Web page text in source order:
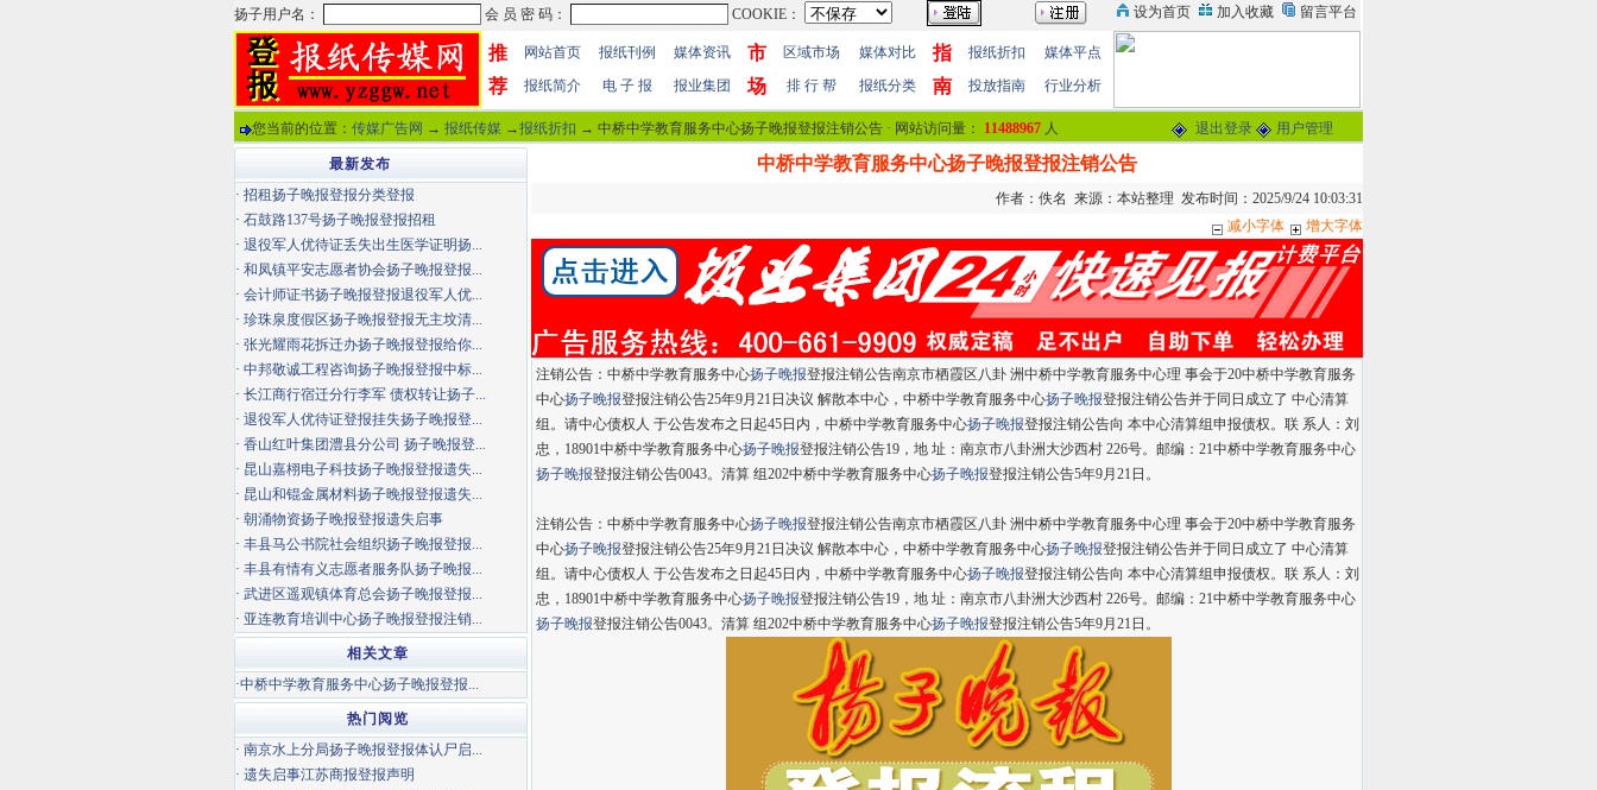
推
荐
网站首页 报纸刊例 媒体资讯
市
场
区域市场 媒体对比
指
南
报纸折扣
媒体平点
报纸简介
电 子 报 报业集团 排 行 帮 报纸分类 投放指南 行业分析
您当前的位置： 传媒广告网 → 报纸传媒 →报纸折扣 → 中桥中学教育服务中心扬子晚报登报注销公告 · 网站访问量： 11488967 人 退出登录 用户管理
中桥中学教育服务中心扬子晚报登报注销公告
作者：佚名 来源：本站整理 发布时间：2025/9/24 10:03:31
减小字体
增大字体
注销公告：中桥中学教育服务中心扬子晚报登报注销公告南京市栖霞区八卦 洲中桥中学教育服务中心理 事会于20中桥中学教育服务
中心扬子晚报登报注销公告25年9月21日决议 解散本中心，中桥中学教育服务中心扬子晚报登报注销公告并于同日成立了 中心清算
组。请中心债权人 于公告发布之日起45日内，中桥中学教育服务中心扬子晚报登报注销公告向 本中心清算组申报债权。联 系人：刘
忠，18901中桥中学教育服务中心扬子晚报登报注销公告19，地 址：南京市八卦洲大沙西村 226号。邮编：21中桥中学教育服务中心
扬子晚报登报注销公告0043。清算 组202中桥中学教育服务中心扬子晚报登报注销公告5年9月21日。
注销公告： 中桥中学教育服务中心扬子晚报登报注销公告南京市栖霞区八卦 洲中桥中学教育服务中心理 事会于20中桥中学教育服务
中心扬子晚报登报注销公告25年9月21日决议 解散本中心， 中桥中学教育服务中心扬子晚报登报注销公告并于同日成立了 中心清算
组。请中心债权人 于公告发布之日起45日内， 中桥中学教育服务中心扬子晚报登报注销公告向 本中心清算组申报债权。联 系人：刘
忠，18901中桥中学教育服务中心扬子晚报登报注销公告19，地 址：南京市八卦洲大沙西村 226号。邮编：21中桥中学教育服务中心
扬子晚报登报注销公告0043。清算 组202中桥中学教育服务中心扬子晚报登报注销公告5年9月21日。
最新发布
· 招租扬子晚报登报分类登报
· 石鼓路137号扬子晚报登报招租
· 退役军人优待证丢失出生医学证明扬...
· 和凤镇平安志愿者协会扬子晚报登报...
· 会计师证书扬子晚报登报退役军人优...
· 珍珠泉度假区扬子晚报登报无主坟清...
· 张光耀雨花拆迁办扬子晚报登报给你...
· 中邦敬诚工程咨询扬子晚报登报中标...
· 长江商行宿迁分行李军 债权转让扬子...
· 退役军人优待证登报挂失扬子晚报登...
· 香山红叶集团澧县分公司 扬子晚报登...
· 昆山嘉栩电子科技扬子晚报登报遗失...
· 昆山和锟金属材料扬子晚报登报遗失...
· 朝涌物资扬子晚报登报遗失启事
· 丰县马公书院社会组织扬子晚报登报...
· 丰县有情有义志愿者服务队扬子晚报...
· 武进区遥观镇体育总会扬子晚报登报...
· 亚连教育培训中心扬子晚报登报注销...
相关文章
·中桥中学教育服务中心扬子晚报登报...
热门阅览
· 南京水上分局扬子晚报登报体认尸启...
· 遗失启事江苏商报登报声明